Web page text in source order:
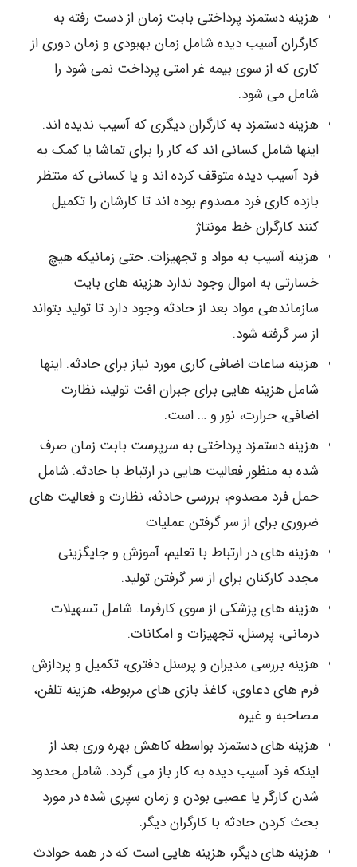
هزینه دستمزد پرداختی بابت زمان از دست رفته به
کارگران آسیب دیده شامل زمان بهبودی و زمان دوری از
کاری که از سوی بیمه غر امتی پرداخت نمی شود را
شامل می شود.
هزینه دستمزد به کارگران دیگری که آسیب ندیده اند.
اینها شامل کسانی اند که کار را برای تماشا یا کمک به
فرد آسیب دیده متوقف کرده اند و یا کسانی که منتظر
بازده کاری فرد مصدوم بوده اند تا کارشان را تکمیل
کنند کارگران خط مونتاژ
هزینه آسیب به مواد و تجهیزات. حتی زمانیکه هیچ
خسارتی به اموال وجود ندارد هزینه های بایت
سازماندهی مواد بعد از حادثه وجود دارد تا تولید بتواند
از سر گرفته شود.
هزینه ساعات اضافی کاری مورد نیاز برای حادثه. اینها
شامل هزینه هایی برای جبران افت تولید، نظارت
اضافی، حرارت، نور و … است.
هزینه دستمزد پرداختی به سرپرست بابت زمان صرف
شده به منظور فعالیت هایی در ارتباط با حادثه. شامل
حمل فرد مصدوم، بررسی حادثه، نظارت و فعالیت های
ضروری برای از سر گرفتن عملیات
هزینه های در ارتباط با تعلیم، آموزش و جایگزینی
مجدد کارکنان برای از سر گرفتن تولید.
هزینه های پزشکی از سوی کارفرما. شامل تسهیلات
درمانی، پرسنل، تجهیزات و امکانات.
هزینه بررسی مدیران و پرسنل دفتری، تکمیل و پردازش
فرم های دعاوی، کاغذ بازی های مربوطه، هزینه تلفن،
مصاحبه و غیره
هزینه های دستمزد بواسطه کاهش بهره وری بعد از
اینکه فرد آسیب دیده به کار باز می گردد. شامل محدود
شدن کارگر یا عصبی بودن و زمان سپری شده در مورد
بحث کردن حادثه با کارگران دیگر.
هزینه های دیگر، هزینه هایی است که در همه حوادث